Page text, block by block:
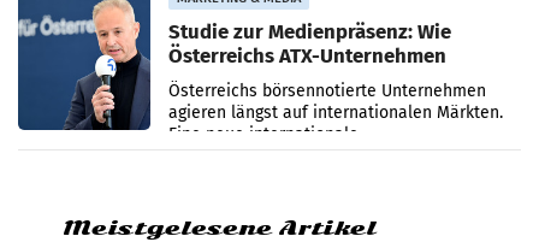
Studie zur Medienpräsenz: Wie
Österreichs ATX-Unternehmen
international wahrgenommen
werden
Österreichs börsennotierte Unternehmen
agieren längst auf internationalen Märkten.
Eine neue internationale
Medienresonanzanalyse untersucht die
Meistgelesene Artikel